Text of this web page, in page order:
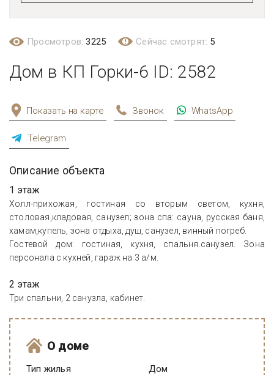
Просмотров:3225 Сейчас смотрят: 5
Дом в КП Горки-6 ID: 2582
Показать на карте Звонок WhatsApp
Telegram
Описание объекта
1 этаж
Холл-прихожая, гостиная со вторым светом, кухня,
столовая,кладовая, санузел; зона спа: сауна, русская баня,
хамам,купель, зона отдыха, душ, санузел, винный погреб.
Гостевой дом: гостиная, кухня, спальня.санузел. Зона
персонала с кухней, гараж на 3 а/м.
2 этаж
Три спальни, 2 санузла, кабинет.
О доме
Тип жилья
Дом